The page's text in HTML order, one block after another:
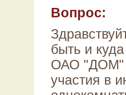
Вопрос:
быть и
ОАО "ДОМ"
участия в